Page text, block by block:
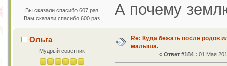
Вы сказали спасибо 607 раз
Вам сказали спасибо 600 раз
А почему
Ольга
Мудрый советник
Re: Куда бежать после родов
малыша.
«Ответ #184 : 01 Мая